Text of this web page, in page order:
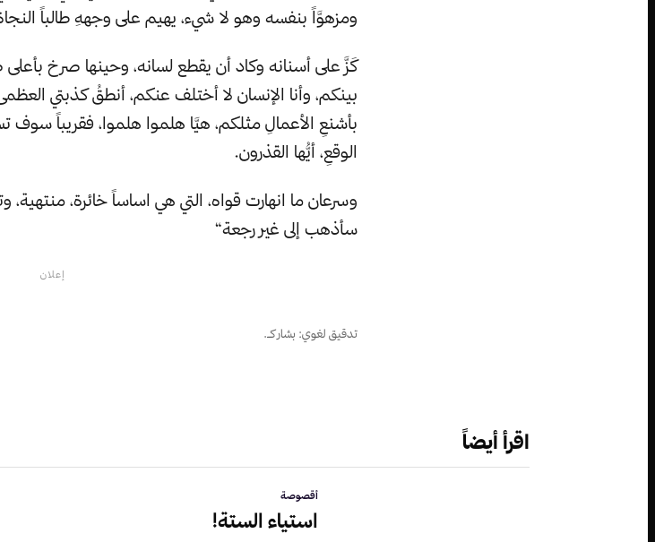
ومزهوَّاً بنفسه وهو لا شيء، يهيم على وجههِ طالباً
كَزَّ على أسنانه وكاد أن يقطع لسانه، وحينها صرخ
بينكم، وأنا الإنسان لا أختلف عنكم، أنطقُ كذبتي
بأشنعِ الأعمالِ مثلكم، هيَّا هلموا هلموا، فقريباً
الوقعِ، أيُّها القذرون.
وسرعان ما انهارت قواه، التي هي اساساً خائرة، منتهية،
سأذهب إلى غير رجعة“
إعلان
تدقيق لغوي: بشار كـ.
اقرأ أيضاً
أقصوصة
استياء الستة!